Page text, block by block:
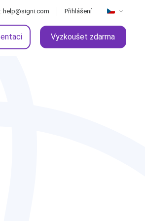
Vyzkoušet zdarma
help@signi.com Přihlášení